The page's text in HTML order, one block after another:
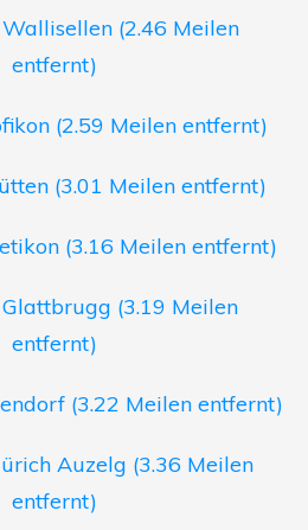
(2.46 Meilen
entfernt)
(2.59 Meilen entfernt)
(3.01 Meilen entfernt)
(3.16 Meilen entfernt)
(3.19 Meilen
entfernt)
(3.22 Meilen entfernt)
Auzelg (3.36 Meilen
entfernt)